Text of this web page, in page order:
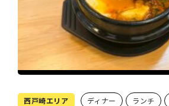
西戸崎エリア ディナー ランチ